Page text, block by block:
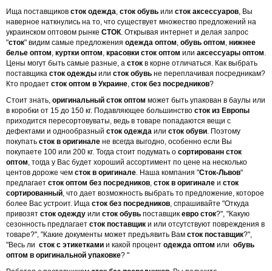
Ища поставщиков сток одежда, сток обувь или сток аксессуаров, Вы
наверное наткнулись на то, что существует множество предложений на
украинском оптовом рынке СТОК. Открывая интернет и делая запрос
"сток" видим самые предложения одежда оптом, обувь оптом, нижнее
белье оптом, куртки оптом, красовки сток оптом или аксессуары оптом.
Цены могут быть самые разные, а сток в корне отличаться. Как выбрать
поставщика сток одежды или сток обувь не переплачивая посредникам?
Кто продает сток оптом в Украине, сток без посредников?
Стоит знать, оригинальный сток оптом может быть упакован в баулы или
в коробки от 15 до 150 кг. Подавляющее большинство сток из Европы
приходится пересортовуваты, ведь в товаре попадаются вещи с
дефектами и однообразный сток одежда или сток обуви. Поэтому
покупать сток в оригинале не всегда выгодно, особенно если Вы
покупаете 100 или 200 кг. Тогда стоит подумать о сортированн сток
оптом, тогда у Вас будет хороший ассортимент по цене на несколько
центов дороже чем сток в оригинале. Наша компания "Сток-Львов"
предлагает сток оптом без посредников, сток в оригинале и сток
сортированный, что дает возможность выбрать то предложение, которое
более Вас устроит. Ища сток без посредников, спрашивайте "Откуда
привозят сток одежду или сток обувь поставщик евро сток?", "Какую
сезонность предлагает сток поставщик и или отсутствуют повреждения в
товаре?", "Какие документы может предъявить Вам сток поставщик?",
"Весь ли сток с этикетками и какой процент одежда оптом или обувь
оптом в оригинальной упаковке? "